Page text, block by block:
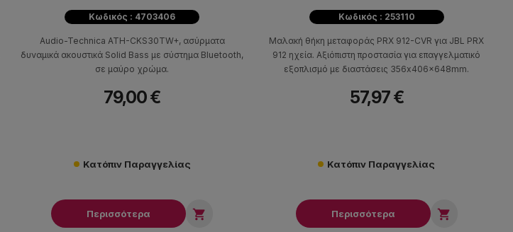
Κωδικός : 4703406
Audio-Technica ATH-CKS30TW+, ασύρματα
δυναμικά ακουστικά Solid Bass με σύστημα Bluetooth,
σε μαύρο χρώμα.
79,00 €
Κατόπιν Παραγγελίας
Περισσότερα 
Κωδικός : 253110
Μαλακή θήκη μεταφοράς PRX 912-CVR για JBL PRX
912 ηχεία. Αξιόπιστη προστασία για επαγγελματικό
εξοπλισμό με διαστάσεις 356x406x648mm.
57,97 €
Κατόπιν Παραγγελίας
Περισσότερα 